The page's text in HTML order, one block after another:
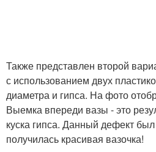
Также представлен второй
с использованием двух
диаметра и гипса. На фото
Выемка впереди вазы - это
куска гипса. Данный дефект
получилась красивая вазочка!